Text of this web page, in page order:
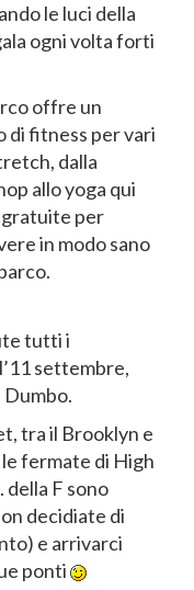
le luci della
ogni volta forti
offre un
di fitness per vari
dalla
allo yoga qui
per
in modo sano
tutti i
settembre,
Dumbo.
tra il Brooklyn e
fermate di High
della F sono
decidiate di
e arrivarci
ponti